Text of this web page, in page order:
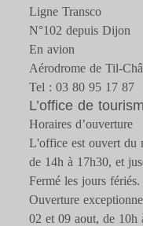
Ligne Transco
N°102 depuis Dijon
En avion
Aérodrome de Til-
Tel : 03 80 95 17 87
L’office de
Horaires d’ouverture
L'office est ouvert du
de 14h à 17h30, et
Fermé les jours fériés.
Ouverture
02 et 09 aout, de 10h